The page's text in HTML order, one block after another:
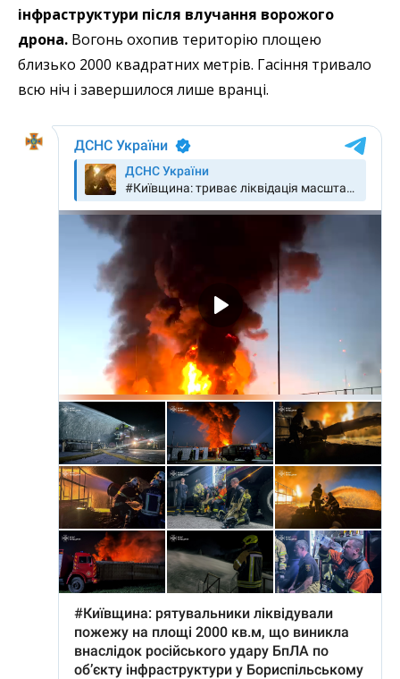
інфраструктури після влучання ворожого
дрона. Вогонь охопив територію площею
близько 2000 квадратних метрів. Гасіння тривало
всю ніч і завершилося лише вранці.